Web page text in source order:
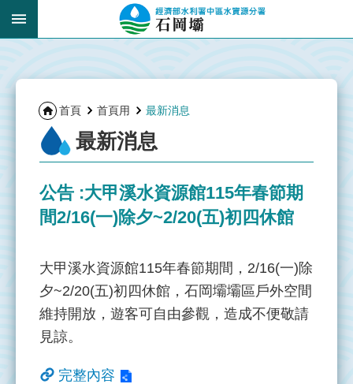
跳到主要內容區塊
首頁 首頁用 最新消息
最新消息
公告 :大甲溪水資源館115年春節期
間2/16(一)除夕~2/20(五)初四休館
大甲溪水資源館115年春節期間，2/16(一)除
夕~2/20(五)初四休館，石岡壩壩區戶外空間
維持開放，遊客可自由參觀，造成不便敬請
見諒。
完整內容